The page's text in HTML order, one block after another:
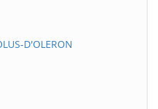
D'OLERON